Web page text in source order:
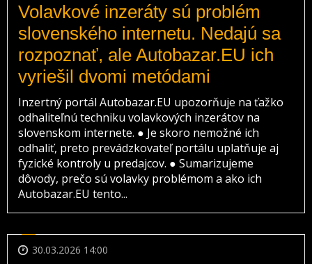
Volavkové inzeráty sú problém
slovenského internetu. Nedajú sa
rozpoznať, ale Autobazar.EU ich
vyriešil dvomi metódami
Inzertný portál Autobazar.EU upozorňuje na ťažko
odhaliteľnú techniku volavkových inzerátov na
slovenskom internete. ● Je skoro nemožné ich
odhaliť, preto prevádzkovateľ portálu uplatňuje aj
fyzické kontroly u predajcov. ● Sumarizujeme
dôvody, prečo sú volavky problémom a ako ich
Autobazar.EU tento...
30.03.2026 14:00